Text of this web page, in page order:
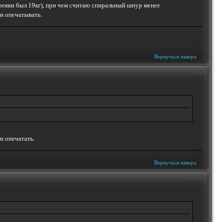
был 19кг), при чем считаю спиральный шнур менее
опечатывать.
Вернуться наверх
опечатать.
Вернуться наверх